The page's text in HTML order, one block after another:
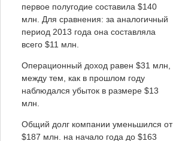
первое полугодие составила $140
млн. Для сравнения: за аналогичный
период 2013 года она составляла
всего $11 млн.
Операционный доход равен $31 млн,
между тем, как в прошлом году
наблюдался убыток в размере $13
млн.
Общий долг компании уменьшился от
$187 млн. на начало года до $163